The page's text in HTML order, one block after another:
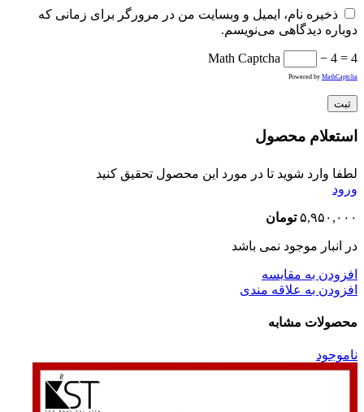
ذخیره نام، ایمیل و وبسایت من در مرورگر برای زمانی که
دوباره دیدگاهی می‌نویسم.
Math Captcha − 4 = 4
Powered by MathCaptcha
استعلام محصول
لطفا وارد شوید تا در مورد این محصول تحقیق کنید
ورود
۵,۹۵۰,۰۰۰ تومان
در انبار موجود نمی باشد
افزودن به مقایسه
افزودن به علاقه مندی
محصولات مشابه
ناموجود